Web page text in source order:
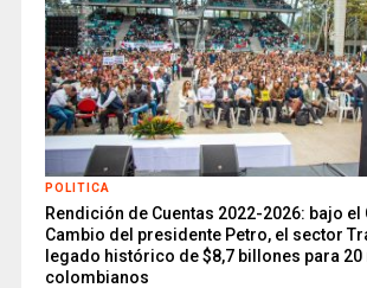
POLITICA
Rendición de Cuentas 2022-2026: bajo el
Cambio del presidente Petro, el sector
legado histórico de $8,7 billones para
colombianos